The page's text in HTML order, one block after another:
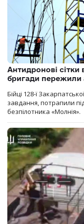
Антидронові сітки
бригади пережили
Бійці 128-ї
завдання, потрапили
безпілотника «Молнія».